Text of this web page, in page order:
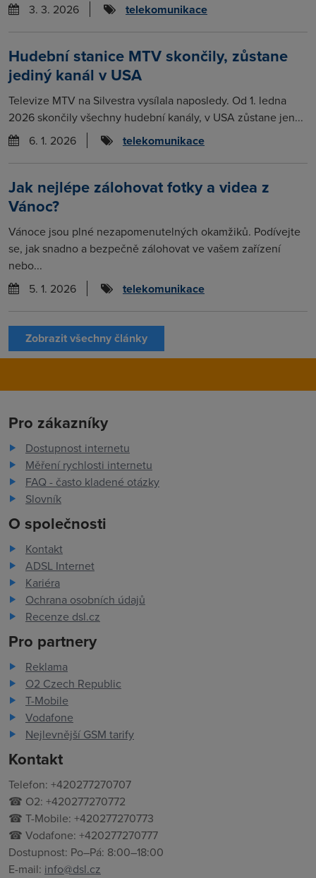
3. 3. 2026
telekomunikace
Hudební stanice MTV skončily, zůstane
jediný kanál v USA
Televize MTV na Silvestra vysílala naposledy. Od 1. ledna
2026 skončily všechny hudební kanály, v USA zůstane jen...
6. 1. 2026
telekomunikace
Jak nejlépe zálohovat fotky a videa z
Vánoc?
Vánoce jsou plné nezapomenutelných okamžiků. Podívejte
se, jak snadno a bezpečně zálohovat ve vašem zařízení
nebo...
5. 1. 2026
telekomunikace
Zobrazit všechny články
Pro zákazníky
Dostupnost internetu
Měření rychlosti internetu
FAQ - často kladené otázky
Slovník
O společnosti
Kontakt
ADSL Internet
Kariéra
Ochrana osobních údajů
Recenze dsl.cz
Pro partnery
Reklama
O2 Czech Republic
T-Mobile
Vodafone
Nejlevnější GSM tarify
Kontakt
Telefon: +420277270707
☎ O2: +420277270772
☎ T-Mobile: +420277270773
☎ Vodafone: +420277270777
Dostupnost: Po–Pá: 8:00–18:00
E-mail: info@dsl.cz